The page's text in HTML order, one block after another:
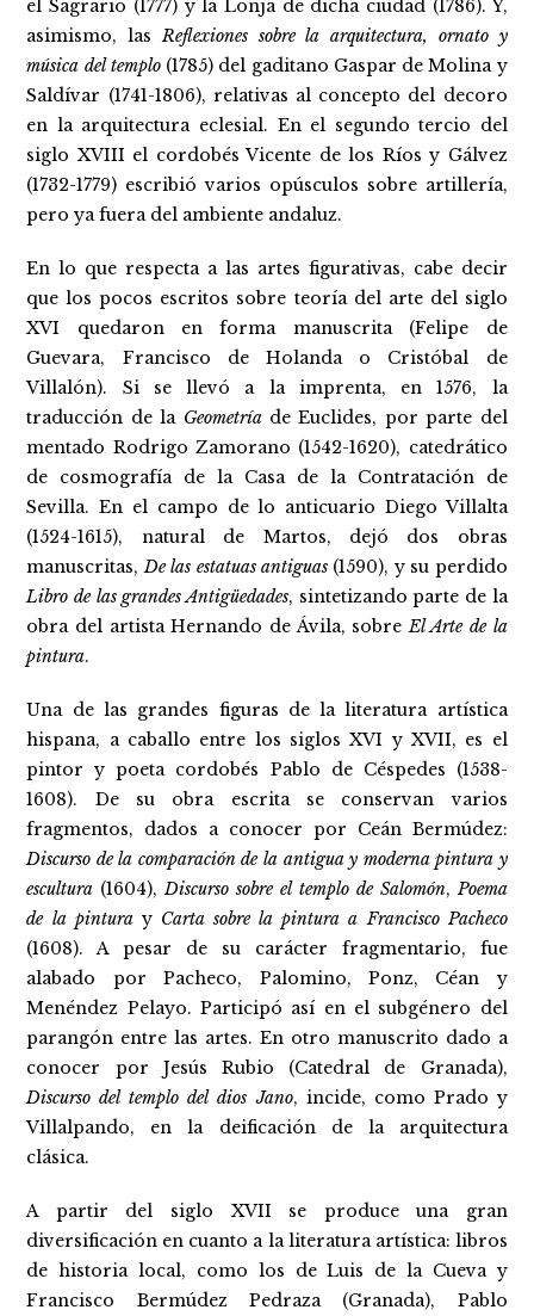
el Sagrario (1777) y la Lonja de dicha ciudad (1786). Y,
asimismo, lasReflexiones sobre la arquitectura, ornato y
música del templo(1785) del gaditano Gaspar de Molina y
Saldívar (1741-1806), relativas al concepto del decoro
en la arquitectura eclesial. En el segundo tercio del
siglo XVIII el cordobés Vicente de los Ríos y Gálvez
(1732-1779) escribió varios opúsculos sobre artillería,
pero ya fuera del ambiente andaluz.
En lo que respecta a las artes figurativas, cabe decir
que los pocos escritos sobre teoría del arte del siglo
XVI quedaron en forma manuscrita (Felipe de
Guevara, Francisco de Holanda o Cristóbal de
Villalón). Si se llevó a la imprenta, en 1576, la
traducción de la Geometríade Euclides, por parte del
mentado Rodrigo Zamorano (1542-1620), catedrático
de cosmografía de la Casa de la Contratación de
Sevilla. En el campo de lo anticuario Diego Villalta
(1524-1615), natural de Martos, dejó dos obras
manuscritas,De las estatuas antiguas (1590), y su perdido
Libro de las grandes Antigüedades, sintetizando parte de la
obra del artista Hernando de Ávila, sobreEl Arte de la
pintura.
Una de las grandes figuras de la literatura artística
hispana, a caballo entre los siglos XVI y XVII, es el
pintor y poeta cordobés Pablo de Céspedes (1538-
1608). De su obra escrita se conservan varios
fragmentos, dados a conocer por Ceán Bermúdez:
Discurso de la comparación de la antigua y moderna pintura y
escultura (1604),Discurso sobre el templo de Salomón,Poema
de la pinturay Carta sobre la pintura a Francisco Pacheco
(1608). A pesar de su carácter fragmentario, fue
alabado por Pacheco, Palomino, Ponz, Céan y
Menéndez Pelayo. Participó así en el subgénero del
parangón entre las artes. En otro manuscrito dado a
conocer por Jesús Rubio (Catedral de Granada),
Discurso del templo del dios Jano, incide, como Prado y
Villalpando, en la deificación de la arquitectura
clásica.
A partir del siglo XVII se produce una gran
diversificación en cuanto a la literatura artística: libros
de historia local, como los de Luis de la Cueva y
Francisco Bermúdez Pedraza (Granada), Pablo